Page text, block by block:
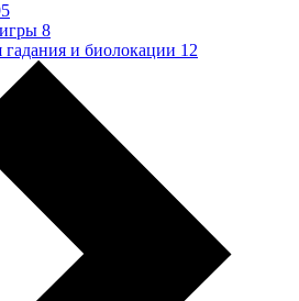
8
гадания и биолокации 12